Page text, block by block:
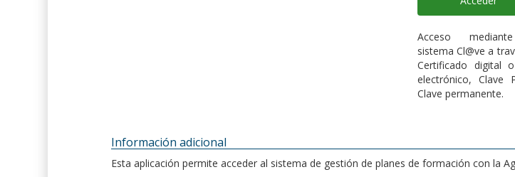
Acceso
sistema Cl@ve a
Certificado digital
electrónico, Clave
Clave permanente.
Información adicional
Esta aplicación permite acceder al sistema de gestión de planes de formación con la